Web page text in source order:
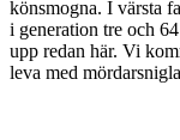
könsmogna. I värsta
i generation tre och
upp redan här. Vi
leva med